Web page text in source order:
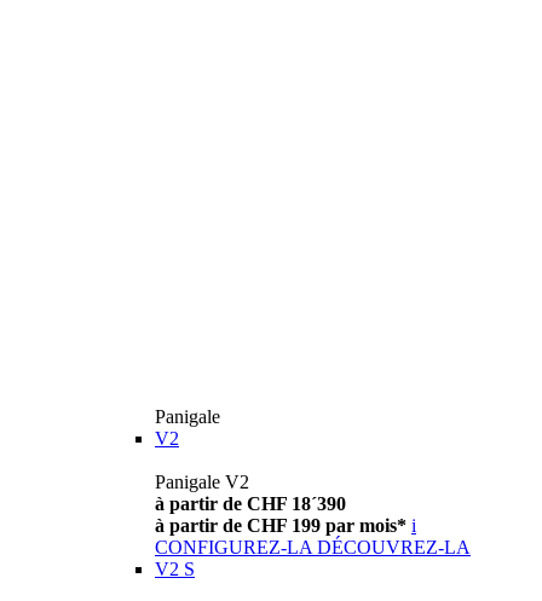
Panigale
V2
Panigale V2
à partir de CHF 18´390
à partir de CHF 199 par mois* i
CONFIGUREZ-LA DÉCOUVREZ-LA
V2 S